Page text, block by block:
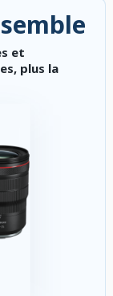
et
plus la